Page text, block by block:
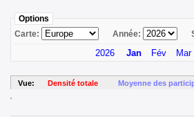
Options
Carte:
Année:
2026 Jan Fév Mar
Vue: Densité totale Moyenne des